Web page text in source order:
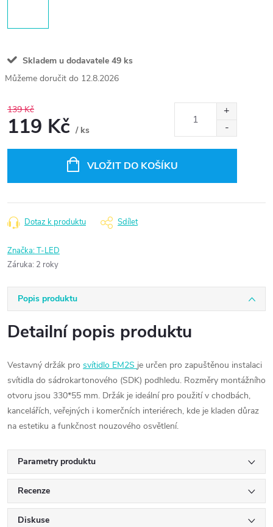
Skladem u dodavatele 49 ks
12.8.2026
139 Kč
119 Kč / ks
VLOŽIT DO KOŠÍKU
Dotaz k produktu Sdílet
Značka:T-LED
Záruka: 2 roky
Popis produktu
Detailní popis produktu
Vestavný držák pro svítidlo EM2S je určen pro zapuštěnou instalaci
svítidla do sádrokartonového (SDK) podhledu. Rozměry montážního
otvoru jsou 330*55 mm. Držák je ideální pro použití v chodbách,
kancelářích, veřejných i komerčních interiérech, kde je kladen důraz
na estetiku a funkčnost nouzového osvětlení.
Parametry produktu
Recenze
Diskuse